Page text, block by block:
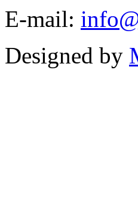
E-mail:
Designed by